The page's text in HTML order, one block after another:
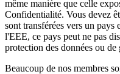
même manière que celle
Confidentialité. Vous devez
sont transférées vers un
l'EEE, ce pays peut ne pas
protection des données ou de
Beaucoup de nos membres